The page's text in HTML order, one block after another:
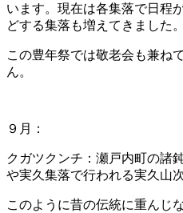
います。現在は各集落で日程
どする集落も増えてきました。
この豊年祭では敬老会も兼ね
ん。
９月：
クガツクンチ：瀬戸内町の諸
や実久集落で行われる実久山
このように昔の伝統に重んじ